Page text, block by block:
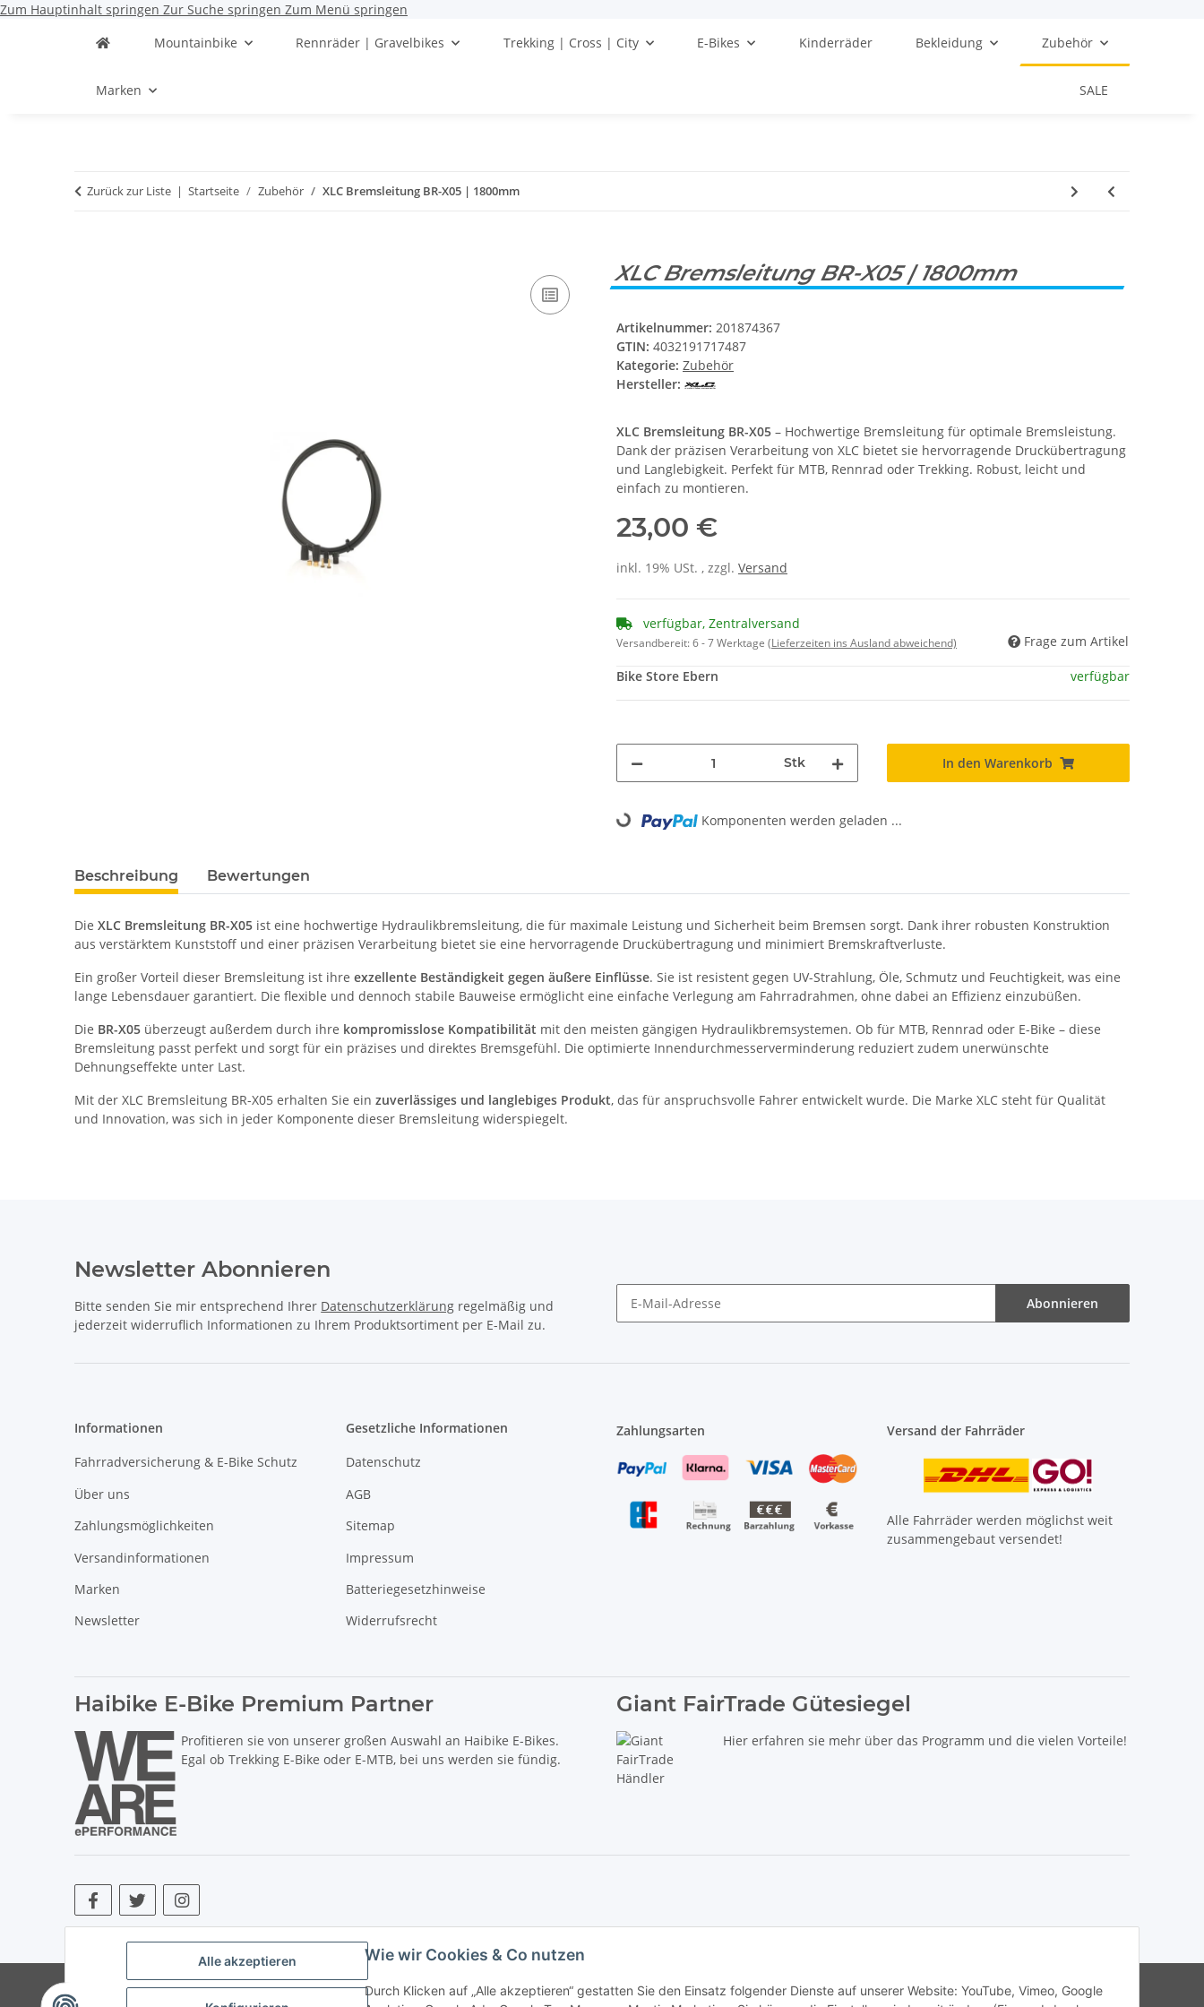
Zum Hauptinhalt springen Zur Suche springen Zum Menü springen
Alle akzeptieren Wie wir Cookies & Co nutzen
Durch Klicken auf „Alle akzeptieren“ gestatten Sie den Einsatz folgender Dienste auf unserer Website: YouTube, Vimeo, Google
Mountainbike Rennräder | Gravelbikes Trekking | Cross | City E-Bikes Kinderräder Bekleidung Zubehör
Marken SALE
Zurück zur Liste Startseite Zubehör XLC Bremsleitung BR-X05 | 1800mm
XLC Bremsleitung BR-X05 | 1800mm
Artikelnummer: 201874367
GTIN: 4032191717487
Kategorie: Zubehör
Hersteller:
XLC Bremsleitung BR-X05 – Hochwertige Bremsleitung für optimale Bremsleistung.
Dank der präzisen Verarbeitung von XLC bietet sie hervorragende Druckübertragung
und Langlebigkeit. Perfekt für MTB, Rennrad oder Trekking. Robust, leicht und
einfach zu montieren.
23,00 €
inkl. 19% USt. , zzgl. Versand
verfügbar, Zentralversand
Versandbereit:6 - 7 Werktage (Lieferzeiten ins Ausland abweichend) Frage zum Artikel
Bike Store Ebern verfügbar
Stk In den Warenkorb
Loading... Komponenten werden geladen ...
Beschreibung Bewertungen
DieXLC Bremsleitung BR-X05 ist eine hochwertige Hydraulikbremsleitung, die für maximale Leistung und Sicherheit beim Bremsen sorgt. Dank ihrer robusten Konstruktion
aus verstärktem Kunststoff und einer präzisen Verarbeitung bietet sie eine hervorragende Druckübertragung und minimiert Bremskraftverluste.
Ein großer Vorteil dieser Bremsleitung ist ihreexzellente Beständigkeit gegen äußere Einflüsse. Sie ist resistent gegen UV-Strahlung, Öle, Schmutz und Feuchtigkeit, was eine
lange Lebensdauer garantiert. Die flexible und dennoch stabile Bauweise ermöglicht eine einfache Verlegung am Fahrradrahmen, ohne dabei an Effizienz einzubüßen.
Die BR-X05 überzeugt außerdem durch ihre kompromisslose Kompatibilität mit den meisten gängigen Hydraulikbremsystemen. Ob für MTB, Rennrad oder E-Bike – diese
Bremsleitung passt perfekt und sorgt für ein präzises und direktes Bremsgefühl. Die optimierte Innendurchmesserverminderung reduziert zudem unerwünschte
Dehnungseffekte unter Last.
Mit der XLC Bremsleitung BR-X05 erhalten Sie einzuverlässiges und langlebiges Produkt, das für anspruchsvolle Fahrer entwickelt wurde. Die Marke XLC steht für Qualität
und Innovation, was sich in jeder Komponente dieser Bremsleitung widerspiegelt.
Newsletter Abonnieren
Bitte senden Sie mir entsprechend Ihrer Datenschutzerklärung regelmäßig und
jederzeit widerruflich Informationen zu Ihrem Produktsortiment per E-Mail zu.
Abonnieren
Informationen
Fahrradversicherung & E-Bike Schutz
Über uns
Zahlungsmöglichkeiten
Versandinformationen
Marken
Newsletter
Gesetzliche Informationen
Datenschutz
AGB
Sitemap
Impressum
Batteriegesetzhinweise
Widerrufsrecht
Zahlungsarten Versand der Fahrräder
Alle Fahrräder werden möglichst weit
zusammengebaut versendet!
Haibike E-Bike Premium Partner
Profitieren sie von unserer großen Auswahl an Haibike E-Bikes.
Egal ob Trekking E-Bike oder E-MTB, bei uns werden sie fündig.
Giant FairTrade Gütesiegel
Hier erfahren sie mehr über das Programm und die vielen Vorteile!
* Alle Preise inkl. gesetzlicher USt., zzgl.Versand. ** Hierbei handelt es sich um die unverbindliche Preisempfehlung des Herstellers (kurz UVP).
© Copyright © 2017 bis 2025 bike-store de Vertriebs GmbH - Der Radladen & E-Bike Speziallist aus Haßfurt. Wir führen die Brands Haibike, Cube, Ghost, LIV, Simplon und Giant.